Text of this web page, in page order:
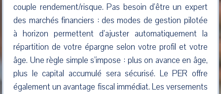
couple rendement/risque. Pas besoin d’être un expert
des marchés financiers : des modes de gestion pilotée
à horizon permettent d’ajuster automatiquement la
répartition de votre épargne selon votre profil et votre
âge. Une règle simple s’impose : plus on avance en âge,
plus le capital accumulé sera sécurisé. Le PER offre
également un avantage fiscal immédiat. Les versements